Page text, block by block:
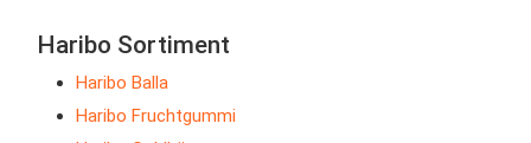
Haribo Sortiment
Haribo Balla
Haribo Fruchtgummi